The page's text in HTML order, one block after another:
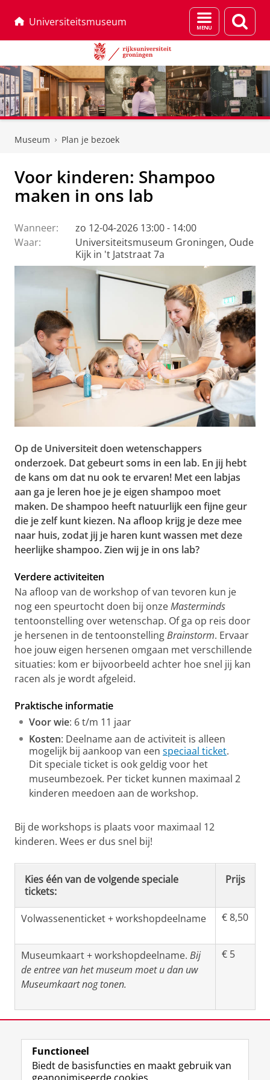
Universiteitsmuseum
Menu
en
Museum Plan je bezoek
Voor kinderen: Shampoo
maken in ons lab
Wanneer:
zo 12-04-2026 13:00 - 14:00
Waar:
Universiteitsmuseum Groningen, Oude
Kijk in 't Jatstraat 7a
Op de Universiteit doen wetenschappers
onderzoek. Dat gebeurt soms in een lab. En jij hebt
de kans om dat nu ook te ervaren! Met een labjas
aan ga je leren hoe je je eigen shampoo moet
maken. De shampoo heeft natuurlijk een fijne geur
die je zelf kunt kiezen. Na afloop krijg je deze mee
naar huis, zodat jij je haren kunt wassen met deze
heerlijke shampoo. Zien wij je in ons lab?
Verdere activiteiten
Na afloop van de workshop of van tevoren kun je
nog een speurtocht doen bij onzeMasterminds
tentoonstelling over wetenschap. Of ga op reis door
je hersenen in de tentoonstellingBrainstorm. Ervaar
hoe jouw eigen hersenen omgaan met verschillende
situaties: kom er bijvoorbeeld achter hoe snel jij kan
racen als je wordt afgeleid.
Praktische informatie
Voor wie: 6 t/m 11 jaar
Kosten: Deelname aan de activiteit is alleen
mogelijk bij aankoop van een speciaal ticket.
Dit speciale ticket is ook geldig voor het
museumbezoek. Per ticket kunnen maximaal 2
kinderen meedoen aan de workshop.
Bij de workshops is plaats voor maximaal 12
kinderen. Wees er dus snel bij!
Kies één van de volgende speciale
tickets:
Prijs
Volwassenenticket + workshopdeelname € 8,50
Museumkaart + workshopdeelname. Bij
de entree van het museum moet u dan uw
Museumkaart nog tonen.
€ 5
Functioneel
Biedt de basisfuncties en maakt gebruik van